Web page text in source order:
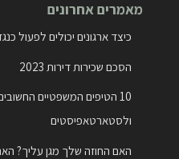
לפי
קטיגוריות
מאמרים אחרונים
כיצד ארגונים יכולים לפעול
הסכם שכירות דירות 2023
10 הטיפים המשפטיים
ולסטארטאפיסטים
האם החוזה שלך מגן עליך?